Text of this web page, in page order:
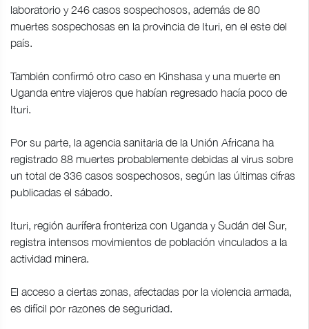
laboratorio y 246 casos sospechosos, además de 80
muertes sospechosas en la provincia de Ituri, en el este del
país.
También confirmó otro caso en Kinshasa y una muerte en
Uganda entre viajeros que habían regresado hacía poco de
Ituri.
Por su parte, la agencia sanitaria de la Unión Africana ha
registrado 88 muertes probablemente debidas al virus sobre
un total de 336 casos sospechosos, según las últimas cifras
publicadas el sábado.
Ituri, región aurífera fronteriza con Uganda y Sudán del Sur,
registra intensos movimientos de población vinculados a la
actividad minera.
El acceso a ciertas zonas, afectadas por la violencia armada,
es difícil por razones de seguridad.